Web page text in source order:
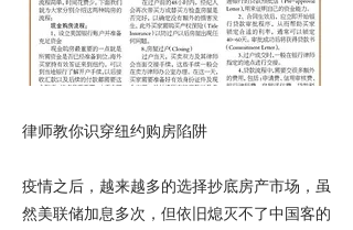
律师教你识穿纽约购房陷阱
疫情之后，越来越多的选择抄底房产市场，虽
然美联储加息多次，但依旧熄灭不了中国客的